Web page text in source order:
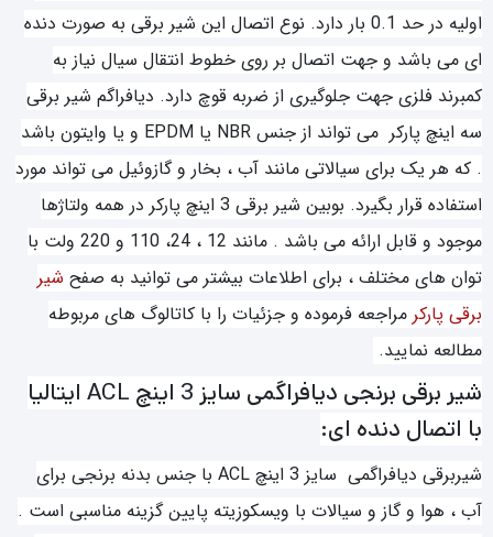
اولیه در حد 0.1 بار دارد. نوع اتصال این شیر برقی به صورت دنده
ای می باشد و جهت اتصال بر روی خطوط انتقال سیال نیاز به
کمبرند فلزی جهت جلوگیری از ضربه قوچ دارد. دیافراگم شیر برقی
سه اینچ پارکر می تواند از جنس NBR یا EPDM و یا وایتون باشد
. که هر یک برای سیالاتی مانند آب ، بخار و گازوئیل می تواند مورد
استفاده قرار بگیرد. بوبین شیر برقی 3 اینچ پارکر در همه ولتاژها
موجود و قابل ارائه می باشد . مانند 12 ، 24، 110 و 220 ولت با
توان های مختلف ، برای اطلاعات بیشتر می توانید به صفح شیر
برقی پارکر مراجعه فرموده و جزئیات را با کاتالوگ های مربوطه
مطالعه نمایید.
شیر برقی برنجی دیافراگمی سایز 3 اینچ ACL ایتالیا
با اتصال دنده ای:
شیربرقی دیافراگمی سایز 3 اینچ ACL با جنس بدنه برنجی برای
آب ، هوا و گاز و سیالات با ویسکوزیته پایین گزینه مناسبی است .